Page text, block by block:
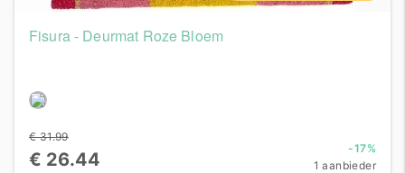
Fisura - Deurmat Roze Bloem
€ 31.99
€ 26.44
-17%
1 aanbieder